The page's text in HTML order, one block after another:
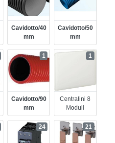
Cavidotto/40
Mm
Cavidotto/50
Mm
Cavidotto/90
Mm
1
Centralini 8
Moduli
1
24 21